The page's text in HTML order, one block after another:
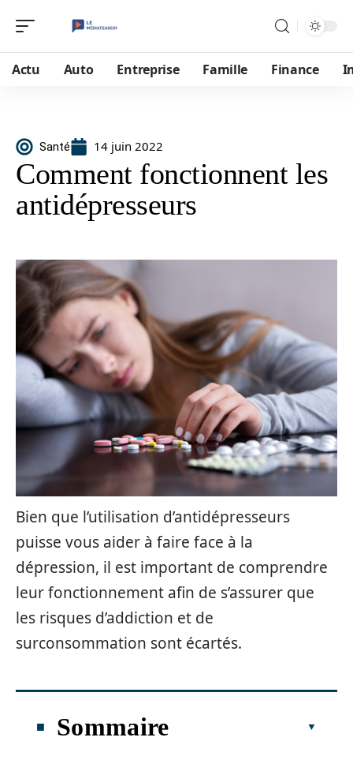
Actu Auto Entreprise Famille Finance
Santé 14 juin 2022
Comment fonctionnent les
antidépresseurs
Bien que l’utilisation d’antidépresseurs
puisse vous aider à faire face à la
dépression, il est important de comprendre
leur fonctionnement afin de s’assurer que
les risques d’addiction et de
surconsommation sont écartés.
Sommaire